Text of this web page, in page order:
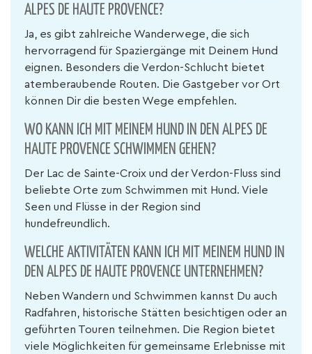
ALPES DE HAUTE PROVENCE?
Ja, es gibt zahlreiche Wanderwege, die sich
hervorragend für Spaziergänge mit Deinem Hund
eignen. Besonders die Verdon-Schlucht bietet
atemberaubende Routen. Die Gastgeber vor Ort
können Dir die besten Wege empfehlen.
WO KANN ICH MIT MEINEM HUND IN DEN ALPES DE
HAUTE PROVENCE SCHWIMMEN GEHEN?
Der Lac de Sainte-Croix und der Verdon-Fluss sind
beliebte Orte zum Schwimmen mit Hund. Viele
Seen und Flüsse in der Region sind
hundefreundlich.
WELCHE AKTIVITÄTEN KANN ICH MIT MEINEM HUND IN
DEN ALPES DE HAUTE PROVENCE UNTERNEHMEN?
Neben Wandern und Schwimmen kannst Du auch
Radfahren, historische Stätten besichtigen oder an
geführten Touren teilnehmen. Die Region bietet
viele Möglichkeiten für gemeinsame Erlebnisse mit